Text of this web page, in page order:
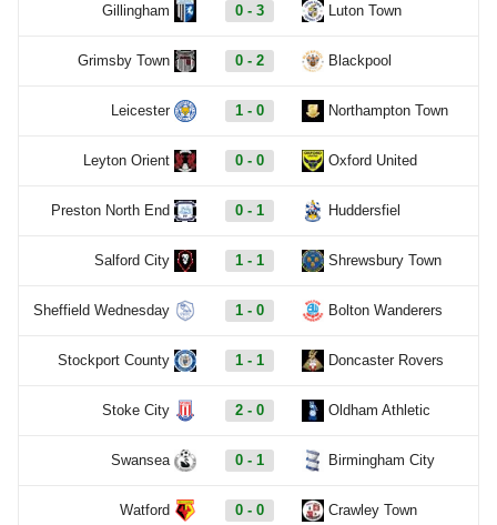
Gillingham 0 - 3 Luton Town
Grimsby Town 0 - 2 Blackpool
Leicester 1 - 0 Northampton Town
Leyton Orient 0 - 0 Oxford United
Preston North End 0 - 1 Huddersfiel
Salford City 1 - 1 Shrewsbury Town
Sheffield Wednesday 1 - 0 Bolton Wanderers
Stockport County 1 - 1 Doncaster Rovers
Stoke City 2 - 0 Oldham Athletic
Swansea 0 - 1 Birmingham City
Watford 0 - 0 Crawley Town